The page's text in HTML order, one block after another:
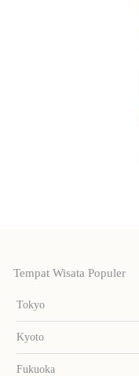
Tempat Wisata Populer
Tokyo
Kyoto
Fukuoka